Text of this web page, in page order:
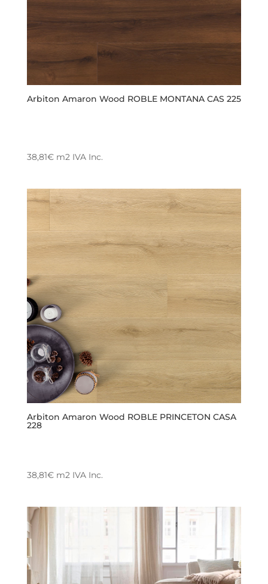
Arbiton Amaron Wood ROBLE MONTANA CAS 225
38,81€m2 IVA Inc.
Arbiton Amaron Wood ROBLE PRINCETON CASA
228
38,81€m2 IVA Inc.